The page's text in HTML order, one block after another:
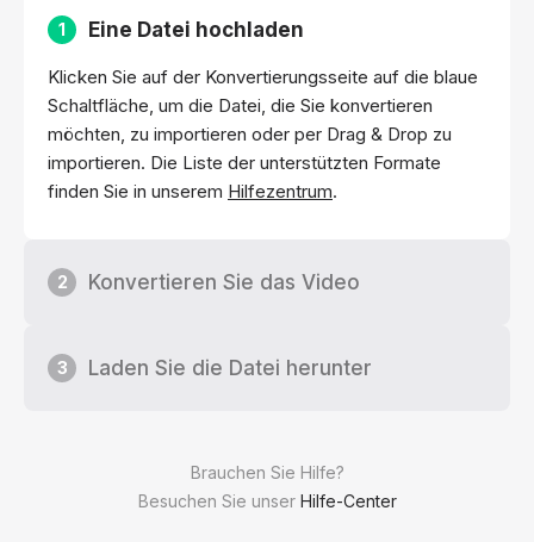
Brauchen Sie Hilfe?
Besuchen Sie unser Hilfe-Center
1 Eine Datei hochladen
Klicken Sie auf der Konvertierungsseite auf die blaue
Schaltfläche, um die Datei, die Sie konvertieren
möchten, zu importieren oder per Drag & Drop zu
importieren. Die Liste der unterstützten Formate
finden Sie in unserem Hilfezentrum.
2 Konvertieren Sie das Video
3 Laden Sie die Datei herunter